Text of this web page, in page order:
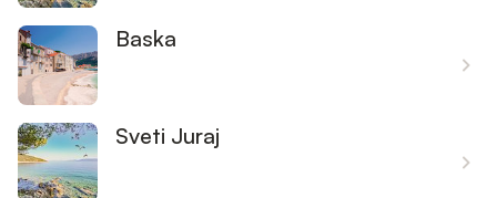
Baska
Sveti Juraj